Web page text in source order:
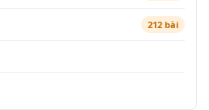
212 bài